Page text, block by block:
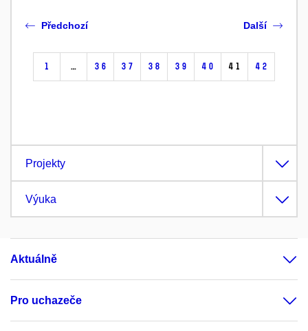
Předchozí
1 … 36 37 38 39 40 41 42
Další
Projekty
Výuka
Aktuálně
Pro uchazeče